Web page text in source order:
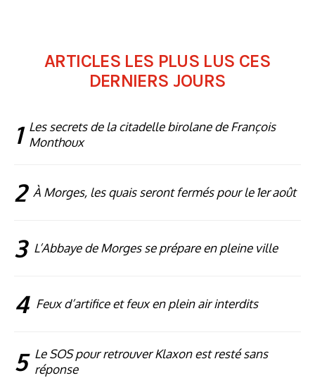
ARTICLES LES PLUS LUS CES
DERNIERS JOURS
1 Les secrets de la citadelle birolane de François
Monthoux
2 À Morges, les quais seront fermés pour le 1er août
3 L’Abbaye de Morges se prépare en pleine ville
4 Feux d’artifice et feux en plein air interdits
5 Le SOS pour retrouver Klaxon est resté sans
réponse